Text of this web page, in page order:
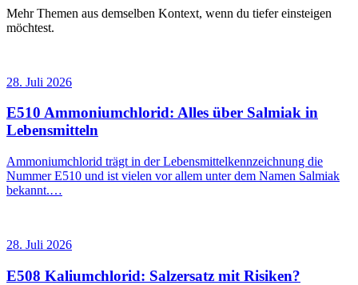
Mehr Themen aus demselben Kontext, wenn du tiefer einsteigen
möchtest.
28. Juli 2026
E510 Ammoniumchlorid: Alles über Salmiak in
Lebensmitteln
Ammoniumchlorid trägt in der Lebensmittelkennzeichnung die
Nummer E510 und ist vielen vor allem unter dem Namen Salmiak
bekannt.…
28. Juli 2026
E508 Kaliumchlorid: Salzersatz mit Risiken?